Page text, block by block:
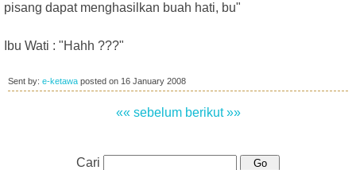
pisang dapat menghasilkan buah hati, bu"
Ibu Wati : "Hahh ???"
Sent by: e-ketawa posted on 16 January 2008
«« sebelum berikut »»
Cari